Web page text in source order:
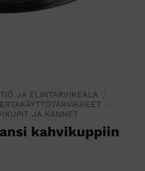
JA ELINTARVIKEALA
JA KANNET
kahvikuppiin